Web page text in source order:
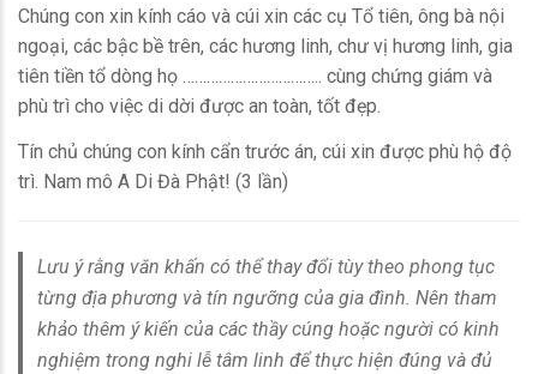
Chúng con xin kính cáo và cúi xin các cụ Tổ tiên, ông bà nội
ngoại, các bậc bề trên, các hương linh, chư vị hương linh, gia
tiên tiền tổ dòng họ …………………………….. cùng chứng giám và
phù trì cho việc di dời được an toàn, tốt đẹp.
Tín chủ chúng con kính cẩn trước án, cúi xin được phù hộ độ
trì. Nam mô A Di Đà Phật! (3 lần)
Lưu ý rằng văn khấn có thể thay đổi tùy theo phong tục
từng địa phương và tín ngưỡng của gia đình. Nên tham
khảo thêm ý kiến của các thầy cúng hoặc người có kinh
nghiệm trong nghi lễ tâm linh để thực hiện đúng và đủ